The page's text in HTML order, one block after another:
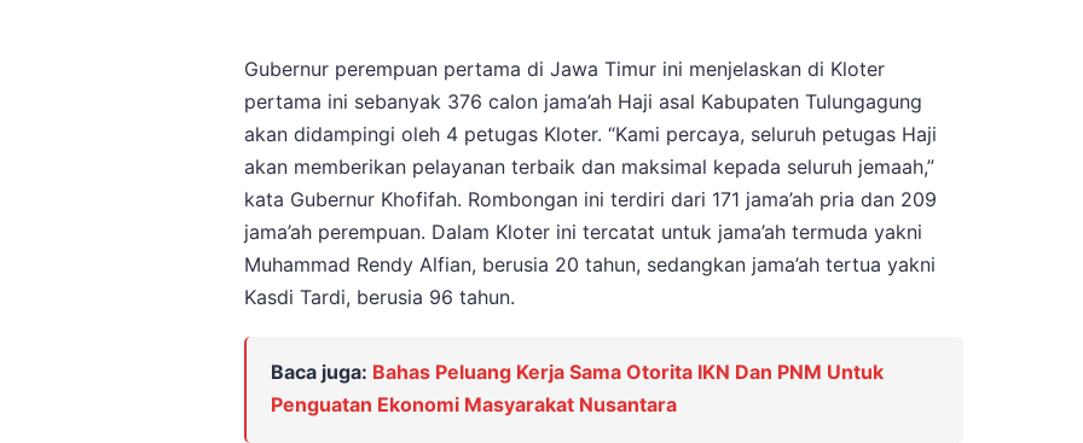
Gubernur perempuan pertama di Jawa Timur ini menjelaskan di Kloter
pertama ini sebanyak 376 calon jama’ah Haji asal Kabupaten Tulungagung
akan didampingi oleh 4 petugas Kloter. “Kami percaya, seluruh petugas Haji
akan memberikan pelayanan terbaik dan maksimal kepada seluruh jemaah,”
kata Gubernur Khofifah. Rombongan ini terdiri dari 171 jama’ah pria dan 209
jama’ah perempuan. Dalam Kloter ini tercatat untuk jama’ah termuda yakni
Muhammad Rendy Alfian, berusia 20 tahun, sedangkan jama’ah tertua yakni
Kasdi Tardi, berusia 96 tahun.
Baca juga: Bahas Peluang Kerja Sama Otorita IKN Dan PNM Untuk
Penguatan Ekonomi Masyarakat Nusantara